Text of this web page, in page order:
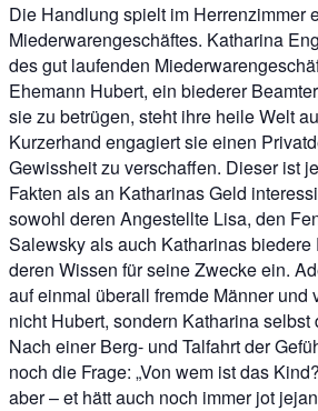
Die Handlung spielt im Herrenzimmer
Miederwarengeschäftes. Katharina
des gut laufenden
Ehemann Hubert, ein biederer
sie zu betrügen, steht ihre heile Welt
Kurzerhand engagiert sie einen
Gewissheit zu verschaffen. Dieser ist
Fakten als an Katharinas Geld
sowohl deren Angestellte Lisa, den
Salewsky als auch Katharinas
deren Wissen für seine Zwecke ein.
auf einmal überall fremde Männer und
nicht Hubert, sondern Katharina
Nach einer Berg- und Talfahrt der
noch die Frage: „Von wem ist das
aber – et hätt auch noch immer jot